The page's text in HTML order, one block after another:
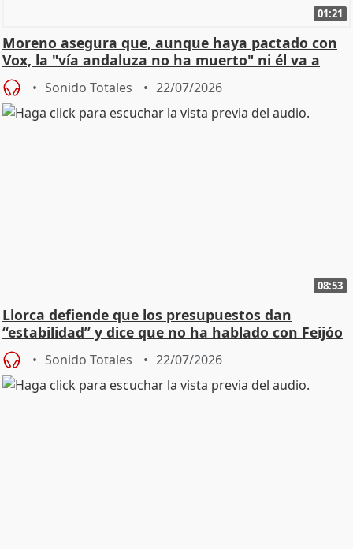
01:21
Moreno asegura que, aunque haya pactado con
Vox, la "vía andaluza no ha muerto" ni él va a
"cambiar"
Sonido Totales 22/07/2026
08:53
Llorca defiende que los presupuestos dan
“estabilidad” y dice que no ha hablado con Feijóo
Sonido Totales 22/07/2026